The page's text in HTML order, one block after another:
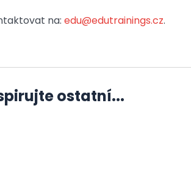
na: edu@edutrainings.cz.
ostatní...